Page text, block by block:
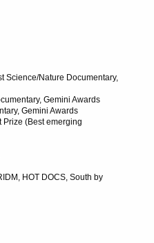
Science/Nature Documentary,
Gemini Awards
Gemini Awards
Prize (Best emerging
HOT DOCS, South by